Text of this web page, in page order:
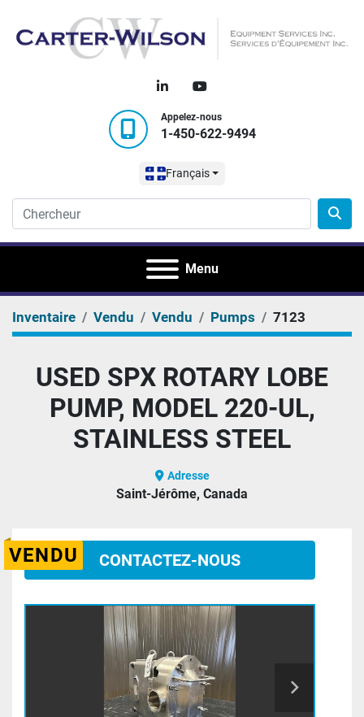
linkedinyoutube
Appelez-nous
1-450-622-9494
Français
Menu
Inventaire Vendu Vendu Pumps 7123
USED SPX ROTARY LOBE
PUMP, MODEL 220-UL,
STAINLESS STEEL
Adresse
Saint-Jérôme, Canada
VENDU CONTACTEZ-NOUS